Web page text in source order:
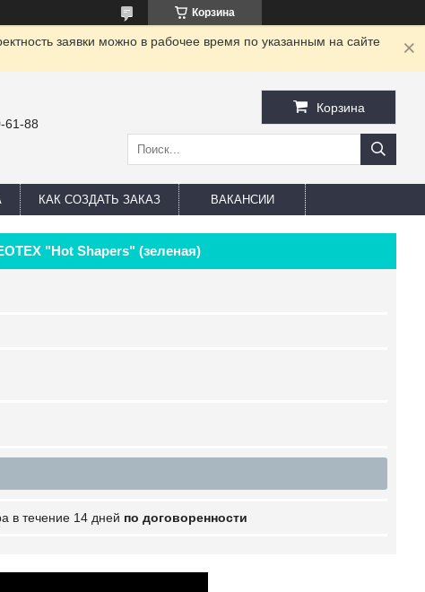
Корзина
заявки можно в рабочее время по указанным на сайте
61-88
Корзина
КАК СОЗДАТЬ ЗАКАЗ ВАКАНСИИ
"Hot Shapers" (зеленая)
в течение 14 дней по договоренности